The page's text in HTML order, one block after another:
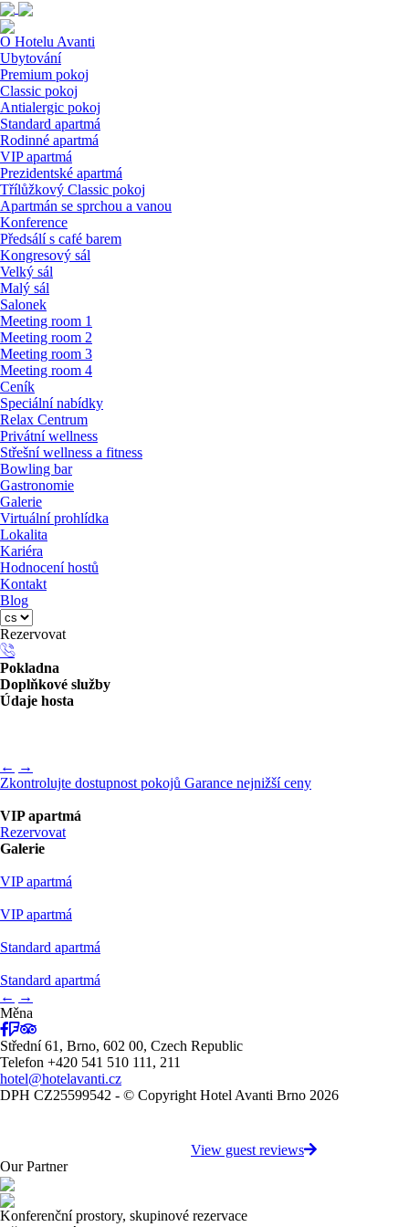
O Hotelu Avanti
Ubytování
Premium pokoj
Classic pokoj
Antialergic pokoj
Standard apartmá
Rodinné apartmá
VIP apartmá
Prezidentské apartmá
Třílůžkový Classic pokoj
Apartmán se sprchou a vanou
Konference
Předsálí s café barem
Kongresový sál
Velký sál
Malý sál
Salonek
Meeting room 1
Meeting room 2
Meeting room 3
Meeting room 4
Ceník
Speciální nabídky
Relax Centrum
Privátní wellness
Střešní wellness a fitness
Bowling bar
Gastronomie
Galerie
Virtuální prohlídka
Lokalita
Kariéra
Hodnocení hostů
Kontakt
Blog
Rezervovat
Pokladna
Doplňkové služby
Údaje hosta
← →
Zkontrolujte dostupnost pokojů Garance nejnižší ceny
VIP apartmá
Rezervovat
Galerie
VIP apartmá
VIP apartmá
Standard apartmá
Standard apartmá
← →
Měna
Střední 61, Brno, 602 00, Czech Republic
Telefon +420 541 510 111, 211
hotel@hotelavanti.cz
DPH CZ25599542 - © Copyright Hotel Avanti Brno 2026
View guest reviews
Our Partner
Konferenční prostory, skupinové rezervace